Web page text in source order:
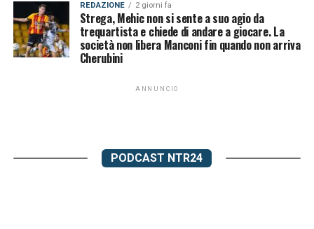
REDAZIONE 2 giorni fa
Strega, Mehic non si sente a suo agio da
trequartista e chiede di andare a giocare. La
società non libera Manconi fin quando non arriva
Cherubini
ANNUNCIO
PODCAST NTR24